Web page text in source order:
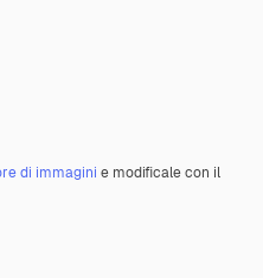
di immagini e modificale con il